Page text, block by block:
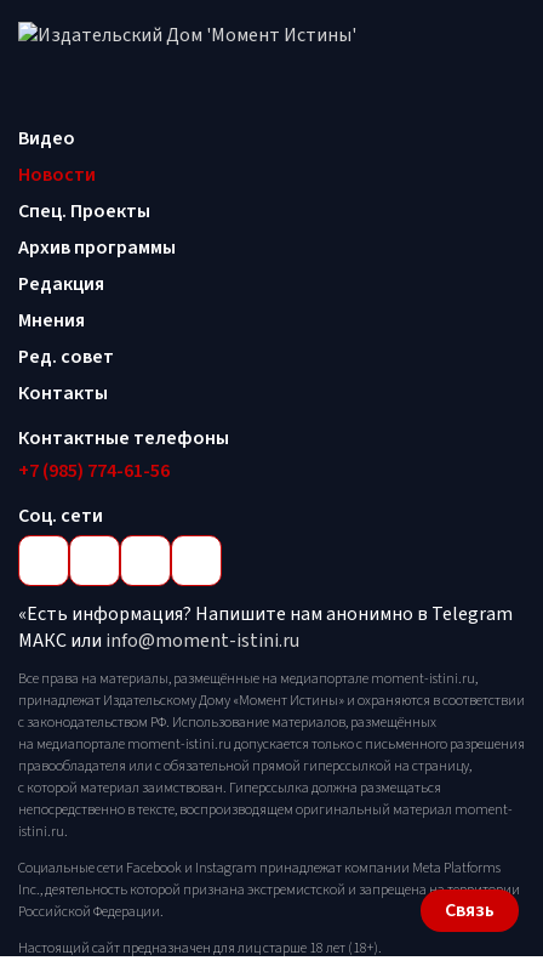
Видео
Новости
Спец. Проекты
Архив программы
Редакция
Мнения
Ред. совет
Контакты
Контактные телефоны
+7 (985) 774-61-56
Соц. сети
«Есть информация? Напишите нам анонимно в Telegram
МАКС или info@moment-istini.ru
Все права на материалы, размещённые на медиапортале moment-istini.ru,
принадлежат Издательскому Дому «Момент Истины» и охраняются в соответствии
с законодательством РФ. Использование материалов, размещённых
на медиапортале moment-istini.ru допускается только с письменного разрешения
правообладателя или с обязательной прямой гиперссылкой на страницу,
с которой материал заимствован. Гиперссылка должна размещаться
непосредственно в тексте, воспроизводящем оригинальный материал moment-
istini.ru.
Социальные сети Facebook и Instagram принадлежат компании Meta Platforms
Inc., деятельность которой признана экстремистской и запрещена на территории
Российской Федерации.
Настоящий сайт предназначен для лиц старше 18 лет (18+).
Связь